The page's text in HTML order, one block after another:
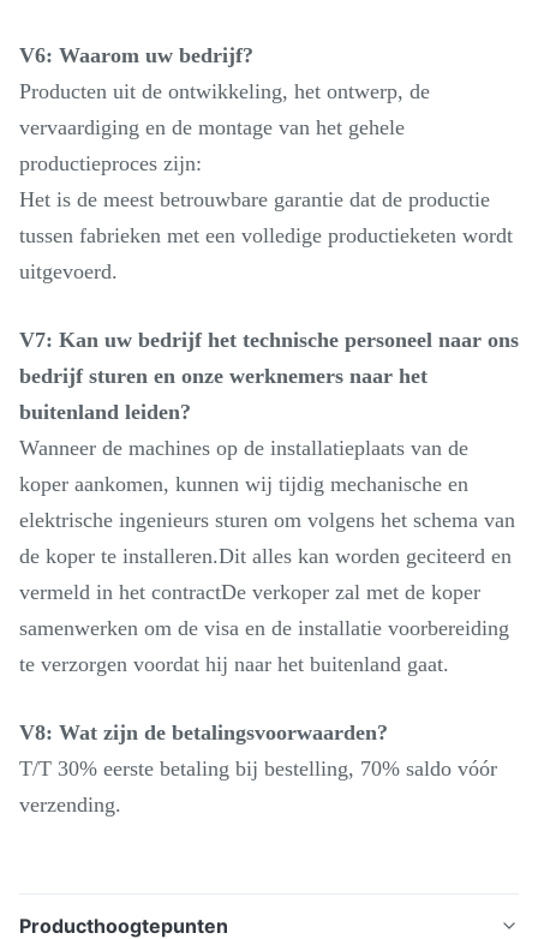
V6: Waarom uw bedrijf?
Producten uit de ontwikkeling, het ontwerp, de
vervaardiging en de montage van het gehele
productieproces zijn:
Het is de meest betrouwbare garantie dat de productie
tussen fabrieken met een volledige productieketen wordt
uitgevoerd.
V7: Kan uw bedrijf het technische personeel naar ons
bedrijf sturen en onze werknemers naar het
buitenland leiden?
Wanneer de machines op de installatieplaats van de
koper aankomen, kunnen wij tijdig mechanische en
elektrische ingenieurs sturen om volgens het schema van
de koper te installeren.Dit alles kan worden geciteerd en
vermeld in het contractDe verkoper zal met de koper
samenwerken om de visa en de installatie voorbereiding
te verzorgen voordat hij naar het buitenland gaat.
V8: Wat zijn de betalingsvoorwaarden?
T/T 30% eerste betaling bij bestelling, 70% saldo vóór
verzending.
Producthoogtepunten